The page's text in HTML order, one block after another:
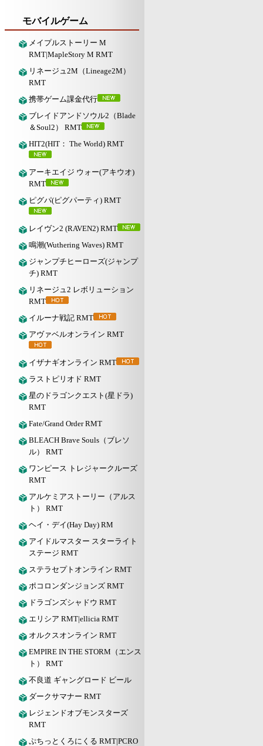
モバイルゲーム
メイプルストーリー M
RMT|MapleStory M RMT
リネージュ2M（Lineage2M）
RMT
携帯ゲーム課金代行
ブレイドアンドソウル2（Blade
＆Soul2） RMT
HIT2(HIT： The World) RMT
アーキエイジ ウォー(アキウオ)
RMT
ピグパ(ピグパーティ) RMT
レイヴン2 (RAVEN2) RMT
鳴潮(Wuthering Waves) RMT
ジャンプチヒーローズ(ジャンプ
チ) RMT
リネージュ2 レボリューション
RMT
イルーナ戦記 RMT
アヴァベルオンライン RMT
イザナギオンライン RMT
ラストピリオド RMT
星のドラゴンクエスト(星ドラ)
RMT
Fate/Grand Order RMT
BLEACH Brave Souls（ブレソ
ル） RMT
ワンピース トレジャークルーズ
RMT
アルケミアストーリー（アルス
ト） RMT
ヘイ・デイ(Hay Day) RM
アイドルマスター スターライト
ステージ RMT
ステラセプトオンライン RMT
ポコロンダンジョンズ RMT
ドラゴンズシャドウ RMT
エリシア RMT|ellicia RMT
オルクスオンライン RMT
EMPIRE IN THE STORM（エンス
ト） RMT
不良道 ギャングロード ビール
ダークサマナー RMT
レジェンドオブモンスターズ
RMT
ぷちっとくろにくる RMT|PCRO